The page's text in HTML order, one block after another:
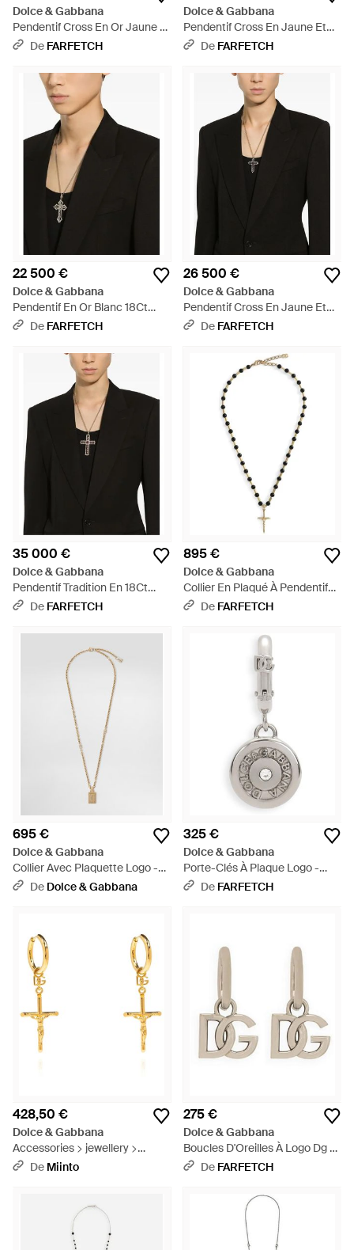
Dolce & Gabbana
Pendentif Cross En Or Jaune Et
Blanc 18Ct Serti D'Émeraude Et
De FARFETCH
Dolce & Gabbana
Pendentif Cross En Jaune Et
Blanc 18Ct Serti De Rhodolite
De FARFETCH
22 500 €
Dolce & Gabbana
Pendentif En Or Blanc 18Ct
Serti De Diamants Et Aigue-
De FARFETCH
26 500 €
Dolce & Gabbana
Pendentif Cross En Jaune Et
Blanc 18Ct Serti De Saphirs Et
De FARFETCH
35 000 €
Dolce & Gabbana
Pendentif Tradition En 18Ct
Serti De Tourmaline Et De
De FARFETCH
895 €
Dolce & Gabbana
Collier En Plaqué À Pendentif
Croix - Métallisé
De FARFETCH
695 €
Dolce & Gabbana
Collier Avec Plaquette Logo -
Blanc
De Dolce & Gabbana
325 €
Dolce & Gabbana
Porte-Clés À Plaque Logo -
Blanc
De FARFETCH
428,50 €
Dolce & Gabbana
Accessories > jewellery >
earrings - Métallisé
De Miinto
275 €
Dolce & Gabbana
Boucles D'Oreilles À Logo Dg -
Blanc
De FARFETCH